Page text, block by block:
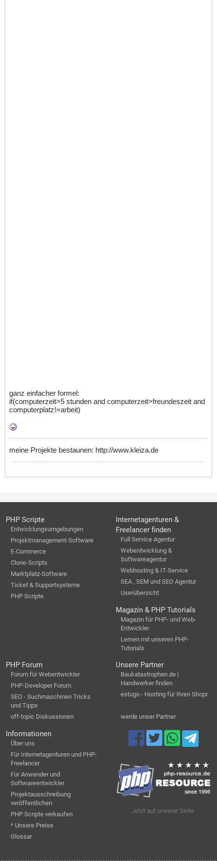
ganz einfacher formel:
if(computerzeit>5 stunden and computerzeit>freundeszeit and
computerplatz!=arbeit)
meine Projekte bestaunen: http://www.kleiza.de
PHP Scripte
Entwicklungsumgebungen
Projektmanagement-Software
E-Commerce
Clone-Scripts
Marktplatz-Software
Ticket & Supportsysteme
PHP Scripte
Internetagenturen &
Freelancer finden
Full Service Agentur
Webentwicklung &
Softwareagentur
Webhosting & IT-Service
SEA , SEM und SEO Agentur
Userübersicht
Magazin & PHP Tutorials
Magazin für PHP- und Web-
Entwickler
Lernen mit unseren PHP-
Tutorials
PHP Forum
Forum für Webentwickler
PHP-Developer Forum
SEO - Suchmaschinen Tricks
und Tipps
off-topic Diskussionen
Unsere Partner
Baukatastrophen.de |
Handwerker finden
estugo - Hosting für Ihren Shopr
werde unser Partner
Informationen
Über uns
Für Internetagenturen und PHP-
Freelancer
Für Anwender und
Softwareentwickler
Projektausschreibung
veröffentlichen
PHP Scripte verkaufen
* Unsere Preise
Glossar
Jetzt auf unserer Seite: